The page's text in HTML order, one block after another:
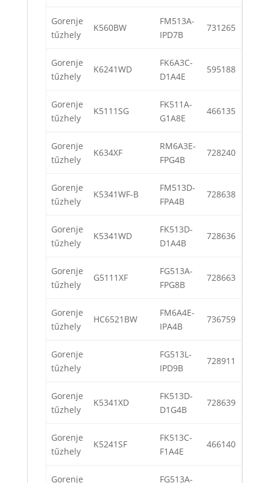
Gorenje
tűzhely
K560BW
FM513A-
IPD7B
731265
Gorenje
tűzhely
K6241WD
FK6A3C-
D1A4E
595188
Gorenje
tűzhely
K5111SG
FK511A-
G1A8E
466135
Gorenje
tűzhely
K634XF
RM6A3E-
FPG4B
728240
Gorenje
tűzhely
K5341WF-B
FM513D-
FPA4B
728638
Gorenje
tűzhely
K5341WD
FK513D-
D1A4B
728636
Gorenje
tűzhely
G5111XF
FG513A-
FPG8B
728663
Gorenje
tűzhely
HC6521BW
FM6A4E-
IPA4B
736759
Gorenje
tűzhely
FG513L-
IPD9B
728911
Gorenje
tűzhely
K5341XD
FK513D-
D1G4B
728639
Gorenje
tűzhely
K5241SF
FK513C-
F1A4E
466140
Gorenje FG513A-